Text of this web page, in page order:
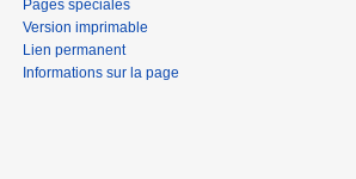
Pages spéciales
Version imprimable
Lien permanent
Informations sur la page